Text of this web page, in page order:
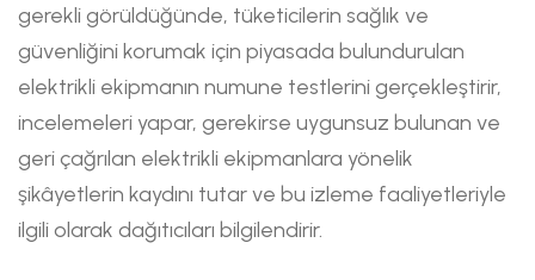
gerekli görüldüğünde, tüketicilerin sağlık ve
güvenliğini korumak için piyasada bulundurulan
elektrikli ekipmanın numune testlerini gerçekleştirir,
incelemeleri yapar, gerekirse uygunsuz bulunan ve
geri çağrılan elektrikli ekipmanlara yönelik
şikâyetlerin kaydını tutar ve bu izleme faaliyetleriyle
ilgili olarak dağıtıcıları bilgilendirir.